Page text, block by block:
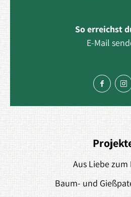
So erreichst
E-Mail
Aus Liebe zum
Baum- und